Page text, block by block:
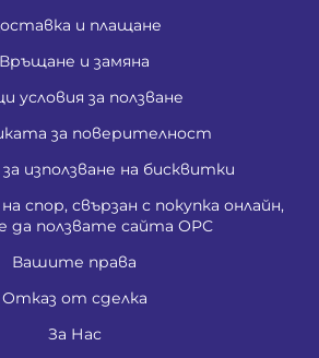
и плащане
Връщане и замяна
условия за ползване
за поверителност
използване на бисквитки
спор, свързан с покупка онлайн,
да ползвате сайта ОРС
Вашите права
Отказ от сделка
За Нас